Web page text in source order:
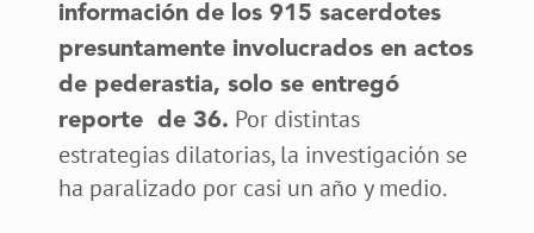
información de los 915 sacerdotes
presuntamente involucrados en actos
de pederastia, solo se entregó
reporte de 36. Por distintas
estrategias dilatorias, la investigación se
ha paralizado por casi un año y medio.